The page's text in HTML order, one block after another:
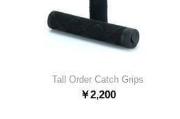
Tall Order Catch Grips
￥2,200